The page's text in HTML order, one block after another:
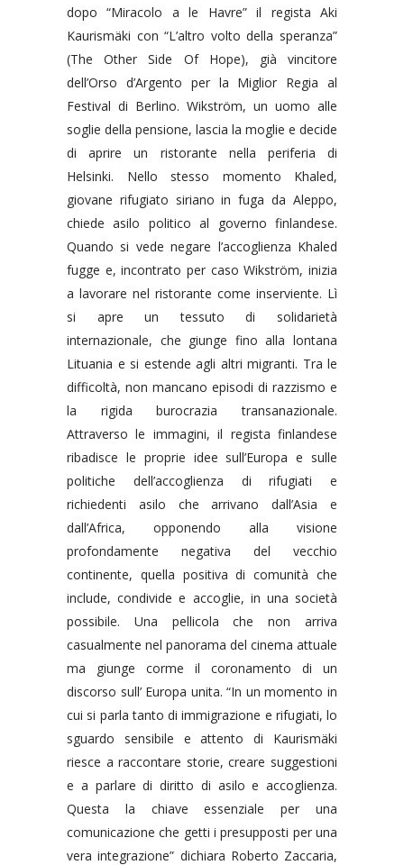
dopo “Miracolo a le Havre” il regista Aki
Kaurismäki con “L’altro volto della speranza”
(The Other Side Of Hope), già vincitore
dell’Orso d’Argento per la Miglior Regia al
Festival di Berlino. Wikström, un uomo alle
soglie della pensione, lascia la moglie e decide
di aprire un ristorante nella periferia di
Helsinki. Nello stesso momento Khaled,
giovane rifugiato siriano in fuga da Aleppo,
chiede asilo politico al governo finlandese.
Quando si vede negare l’accoglienza Khaled
fugge e, incontrato per caso Wikström, inizia
a lavorare nel ristorante come inserviente. Lì
si apre un tessuto di solidarietà
internazionale, che giunge fino alla lontana
Lituania e si estende agli altri migranti. Tra le
difficoltà, non mancano episodi di razzismo e
la rigida burocrazia transanazionale.
Attraverso le immagini, il regista finlandese
ribadisce le proprie idee sull’Europa e sulle
politiche dell’accoglienza di rifugiati e
richiedenti asilo che arrivano dall’Asia e
dall’Africa, opponendo alla visione
profondamente negativa del vecchio
continente, quella positiva di comunità che
include, condivide e accoglie, in una società
possibile. Una pellicola che non arriva
casualmente nel panorama del cinema attuale
ma giunge corme il coronamento di un
discorso sull’ Europa unita. “In un momento in
cui si parla tanto di immigrazione e rifugiati, lo
sguardo sensibile e attento di Kaurismäki
riesce a raccontare storie, creare suggestioni
e a parlare di diritto di asilo e accoglienza.
Questa la chiave essenziale per una
comunicazione che getti i presupposti per una
vera integrazione” dichiara Roberto Zaccaria,